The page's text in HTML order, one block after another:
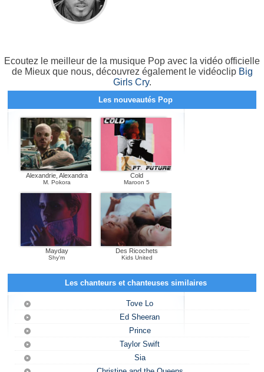
Ecoutez le meilleur de la musique Pop avec la vidéo officielle
de Mieux que nous, découvrez également le vidéoclip Big
Girls Cry.
Les nouveautés Pop
Alexandrie, Alexandra
M. Pokora
Cold
Maroon 5
Mayday
Shy'm
Des Ricochets
Kids United
Les chanteurs et chanteuses similaires
Tove Lo
Ed Sheeran
Prince
Taylor Swift
Sia